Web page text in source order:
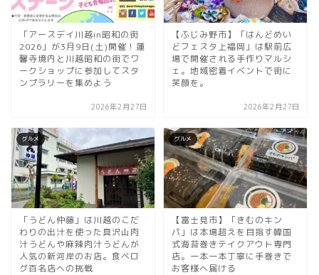
「アースデイ川越in昭和の街
2026」が3月9日(土)開催！蓮
馨寺境内と川越昭和の街でワ
ークショップに参加してスタ
ンプラリーを集めよう
2026年2月27日
【ふじみ野市】「はんどめい
どフェスタ上福岡」は駅前広
場で開催される手作りマルシ
ェ。地域密着イベントで街に
笑顔を。
2026年2月27日
グルメ
「うどん仲藤」は川越のこだ
わりの出汁を使った具沢山肉
汁うどんや麻辣肉汁うどんが
人気の新河岸のお店。食べロ
グ百名店への挑戦
グルメ
【富士見市】「きむのキン
パ」は本場超えを目指す韓国
式海苔巻きテイクアウト専門
店。一本一本丁寧に手巻きで
お客様へ届ける